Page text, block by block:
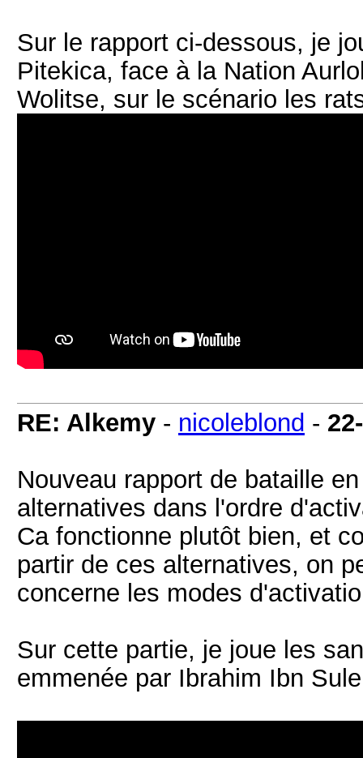
Sur le rapport ci-dessous, je
Pitekica, face à la Nation
Wolitse, sur le scénario les
RE: Alkemy - nicoleblond -
Nouveau rapport de bataille
alternatives dans l'ordre
Ca fonctionne plutôt bien, et
partir de ces alternatives, on
concerne les modes
Sur cette partie, je joue les
emmenée par Ibrahim Ibn